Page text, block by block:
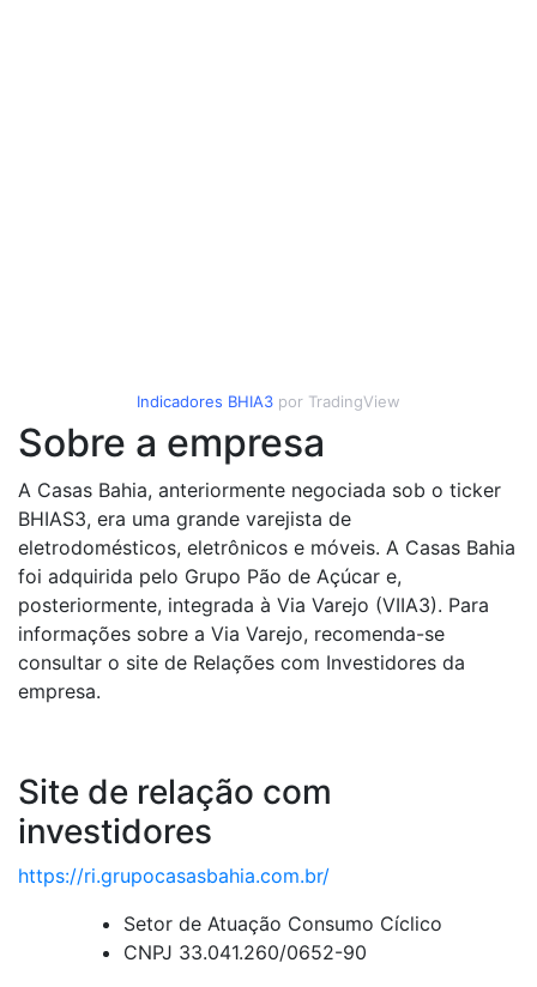
Indicadores BHIA3 por TradingView
Sobre a empresa
A Casas Bahia, anteriormente negociada sob o ticker
BHIAS3, era uma grande varejista de
eletrodomésticos, eletrônicos e móveis. A Casas Bahia
foi adquirida pelo Grupo Pão de Açúcar e,
posteriormente, integrada à Via Varejo (VIIA3). Para
informações sobre a Via Varejo, recomenda-se
consultar o site de Relações com Investidores da
empresa.
Site de relação com
investidores
https://ri.grupocasasbahia.com.br/
Setor de Atuação Consumo Cíclico
CNPJ 33.041.260/0652-90